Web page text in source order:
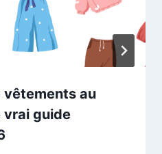
vêtements au
vrai guide